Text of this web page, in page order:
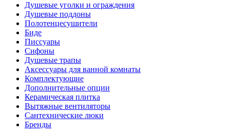
Душевые уголки и ограждения
Душевые поддоны
Полотенцесушители
Биде
Писсуары
Сифоны
Душевые трапы
Аксессуары для ванной комнаты
Комплектующие
Дополнительные опции
Керамическая плитка
Вытяжные вентиляторы
Сантехнические люки
Бренды